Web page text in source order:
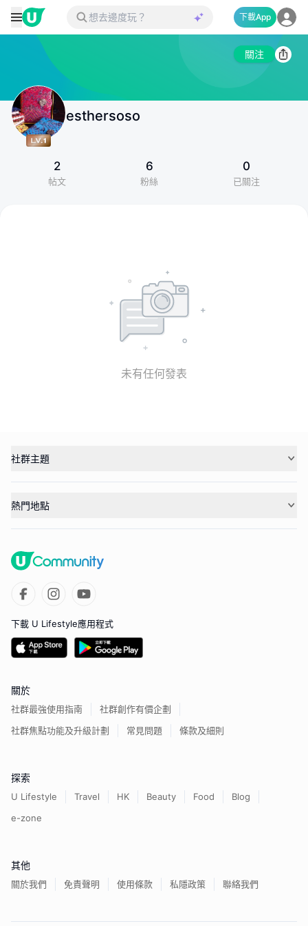
下載App
關注
esthersoso
2
帖文
6
粉絲
0
已關注
未有任何發表
社群主題
熱門地點
下載 U Lifestyle應用程式
關於
社群最強使用指南
社群創作有價企劃
社群焦點功能及升級計劃
常見問題 條款及細則
探索
U Lifestyle Travel HK Beauty Food
Blog
e-zone
其他
關於我們 免責聲明 使用條款 私隱政策 聯絡我們